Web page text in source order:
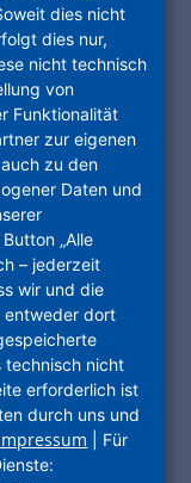
KISSEN
zu
wird hier
drei und
herzlich ein zu
dies nicht
dies nur,
nicht technisch
von
Funktionalität
zur eigenen
zu den
Daten und
„Alle
– jederzeit
wir und die
entweder dort
technisch nicht
erforderlich ist
durch uns und
| Für